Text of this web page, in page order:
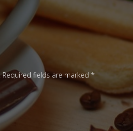
Required fields are marked*